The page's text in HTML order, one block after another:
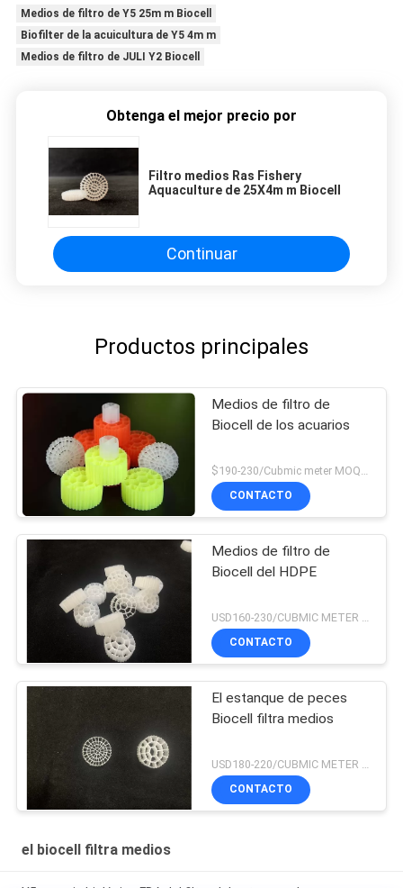
Medios de filtro de Y5 25m m Biocell
Biofilter de la acuicultura de Y5 4m m
Medios de filtro de JULI Y2 Biocell
Obtenga el mejor precio por
Filtro medios Ras Fishery
Aquaculture de 25X4m m Biocell
Continuar
Productos principales
Medios de filtro de
Biocell de los acuarios
$190-230/Cubmic meter MOQ:1CubmicMeter
CONTACTO
Medios de filtro de
Biocell del HDPE
CONTACTO
El estanque de peces
Biocell filtra medios
CONTACTO
el biocell filtra medios